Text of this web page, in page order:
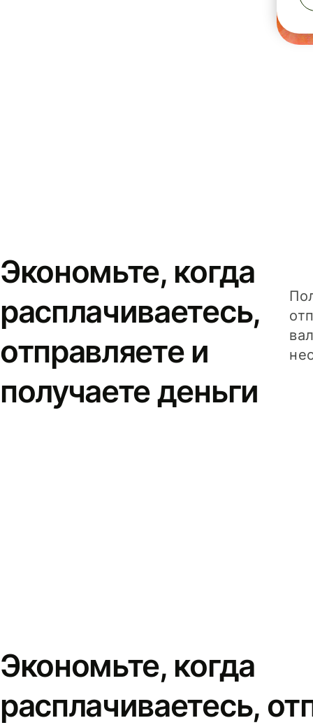
Экономьте, когда
расплачиваетесь,
отправляете и
получаете деньги
Экономьте, когда
расплачиваетесь,